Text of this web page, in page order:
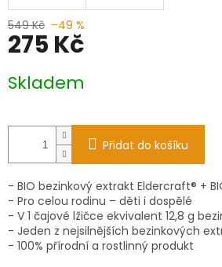
549 Kč –49 %
275 Kč
cena:
Skladem
Přidat do košíku
- BIO bezinkový extrakt Eldercraft® +
- Pro celou rodinu – děti i dospělé
- V 1 čajové lžičce ekvivalent 12,8 g
- Jeden z nejsilnějších bezinkových
- 100% přírodní a rostlinný produkt